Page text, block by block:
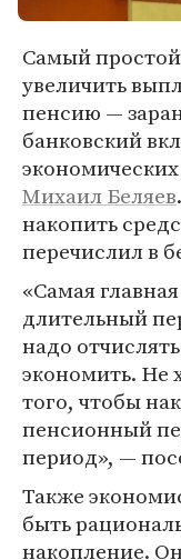
Самый
увеличить
пенсию —
банковский
Михаил Беляев
накопить
перечислил в
«Самая
длительный
надо
экономить. Не
того, чтобы
пенсионный
период», —
Также
быть
накопление.